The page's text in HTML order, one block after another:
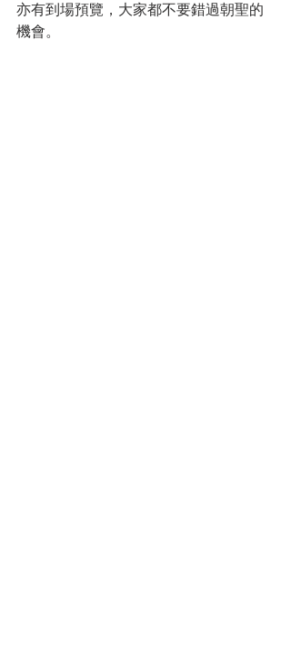
亦有到場預覽，大家都不要錯過朝聖的
機會。